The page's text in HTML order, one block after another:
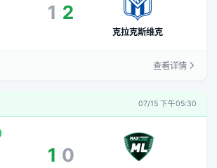
1 :2
克拉克斯维克
查看详情
07/15 下午05:30
1 :0